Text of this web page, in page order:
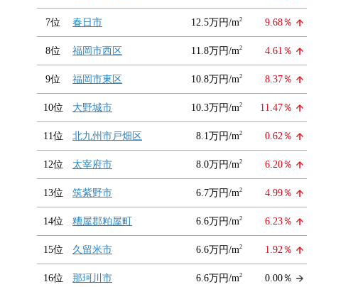
7位 春日市 12.5万円/m2 9.68％
8位 福岡市西区 11.8万円/m2 4.61％
9位 福岡市東区 10.8万円/m2 8.37％
10位 大野城市 10.3万円/m2 11.47％
11位 北九州市戸畑区 8.1万円/m2 0.62％
12位 太宰府市 8.0万円/m2 6.20％
13位 筑紫野市 6.7万円/m2 4.99％
14位 糟屋郡粕屋町 6.6万円/m2 6.23％
15位 久留米市 6.6万円/m2 1.92％
16位 那珂川市 6.6万円/m2 0.00％